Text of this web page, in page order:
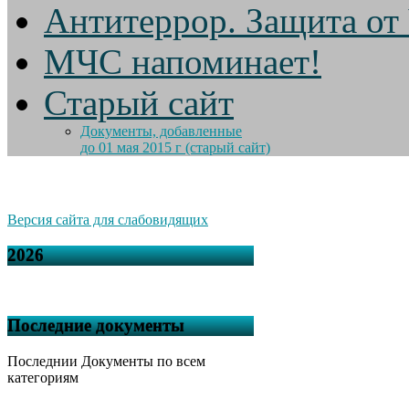
Антитеррор. Защита
МЧС напоминает!
Старый сайт
Документы, добавленные
до 01 мая 2015 г (старый сайт)
Версия сайта для слабовидящих
2026
Последние документы
Последнии Документы по всем
категориям